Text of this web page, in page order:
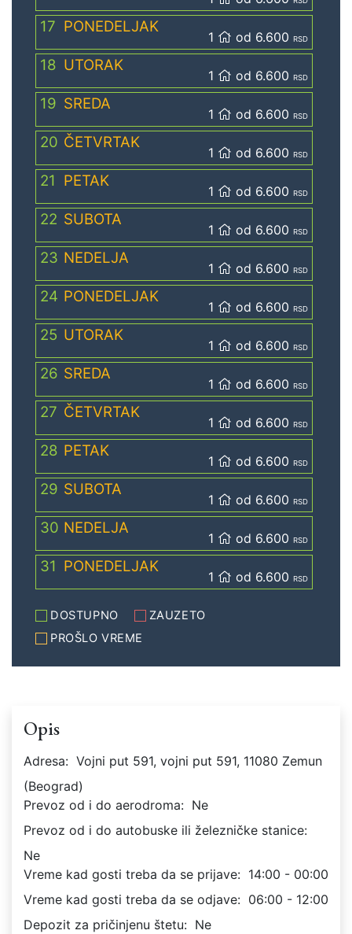
17 PONEDELJAK
1 od 6.600 RSD
18 UTORAK
1 od 6.600 RSD
19 SREDA
1 od 6.600 RSD
20 ČETVRTAK
1 od 6.600 RSD
21 PETAK
1 od 6.600 RSD
22 SUBOTA
1 od 6.600 RSD
23 NEDELJA
1 od 6.600 RSD
24 PONEDELJAK
1 od 6.600 RSD
25 UTORAK
1 od 6.600 RSD
26 SREDA
1 od 6.600 RSD
27 ČETVRTAK
1 od 6.600 RSD
28 PETAK
1 od 6.600 RSD
29 SUBOTA
1 od 6.600 RSD
30 NEDELJA
1 od 6.600 RSD
31 PONEDELJAK
1 od 6.600 RSD
DOSTUPNO
ZAUZETO
PROŠLO VREME
Opis
Adresa: Vojni put 591, vojni put 591, 11080 Zemun
(Beograd)
Prevoz od i do aerodroma: Ne
Prevoz od i do autobuske ili železničke stanice:
Ne
Vreme kad gosti treba da se prijave: 14:00 - 00:00
Vreme kad gosti treba da se odjave: 06:00 - 12:00
Depozit za pričinjenu štetu: Ne